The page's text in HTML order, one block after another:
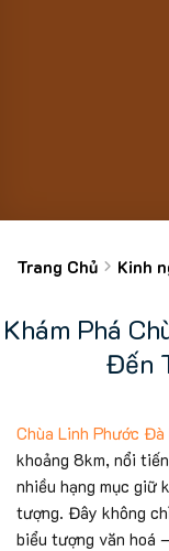
Trang Chủ Kinh
Khám Phá
Đến
Chùa Linh Phước
khoảng 8km, nổi
nhiều hạng mục giữ
tượng. Đây không
biểu tượng văn hoá